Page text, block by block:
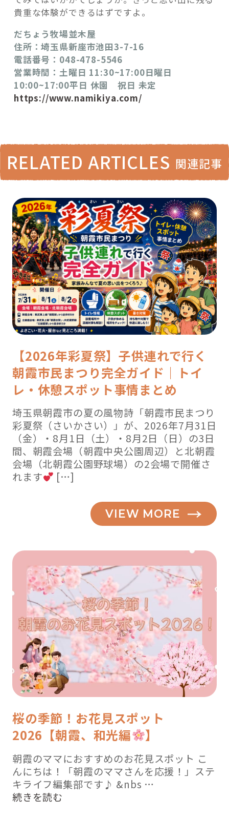
貴重な体験ができるはずですよ。
だちょう牧場並木屋
住所：埼玉県新座市池田3-7-16
電話番号：048-478-5546
営業時間：土曜日 11:30~17:00日曜日
10:00~17:00平日 休園 祝日 未定
https://www.namikiya.com/
RELATED ARTICLES 関連記事
【2026年彩夏祭】子供連れで行く
朝霞市民まつり完全ガイド｜トイ
レ・休憩スポット事情まとめ
埼玉県朝霞市の夏の風物詩「朝霞市民まつり
彩夏祭（さいかさい）」が、2026年7月31日
（金）・8月1日（土）・8月2日（日）の3日
間、朝霞会場（朝霞中央公園周辺）と北朝霞
会場（北朝霞公園野球場）の2会場で開催さ
れます
[…]
VIEW MORE
桜の季節！お花見スポット
2026【朝霞、和光編
】
朝霞のママにおすすめのお花見スポット こ
んにちは！「朝霞のママさんを応援！」ステ
キライフ編集部です♪ &nbs …
“桜
続きを読む